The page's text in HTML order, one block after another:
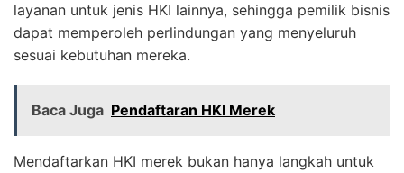
layanan untuk jenis HKI lainnya, sehingga pemilik bisnis
dapat memperoleh perlindungan yang menyeluruh
sesuai kebutuhan mereka.
Baca Juga Pendaftaran HKI Merek
Mendaftarkan HKI merek bukan hanya langkah untuk